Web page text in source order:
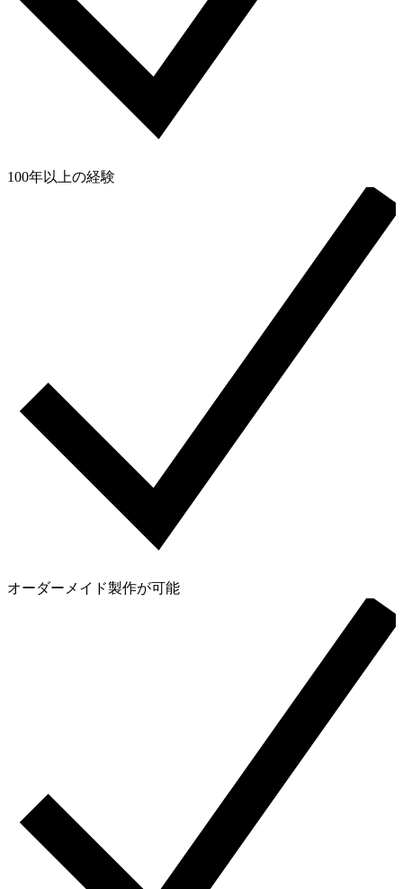
100年以上の経験
オーダーメイド製作が可能